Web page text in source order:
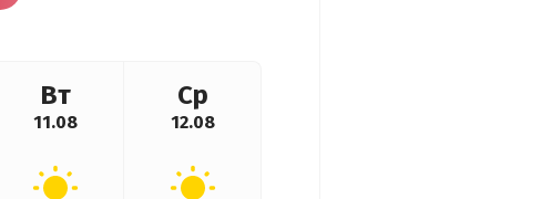
Вт
11.08
Ср
12.08